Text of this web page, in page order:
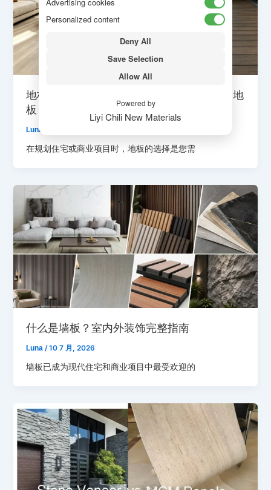
地板材料指南：如何为每个空间选择合适的地
板
Luna
在规划住宅或商业项目时，地板的选择是您需
什么是墙板？室内外装饰完整指南
Luna /10 7 月, 2026
墙板已成为现代住宅和商业项目中最受欢迎的
Personalized content
Deny All
Save Selection
Allow All
Powered by
Liyi Chili New Materials